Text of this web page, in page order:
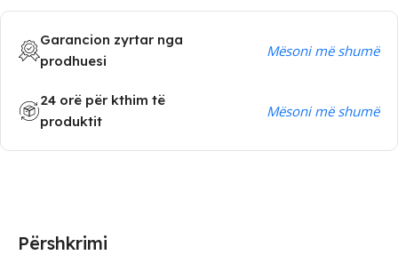
Garancion zyrtar nga
prodhuesi
Mësoni më shumë
24 orë për kthim të
produktit
Mësoni më shumë
Përshkrimi